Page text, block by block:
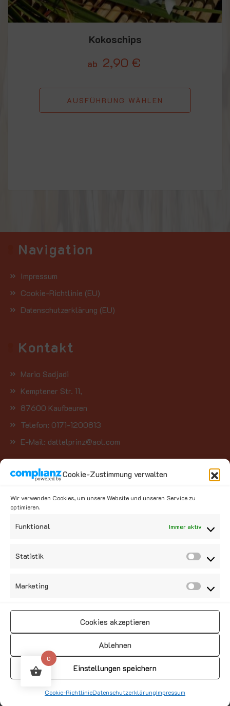
Cookie-Zustimmung verwalten
Wir verwenden Cookies, um unsere Website und unseren Service zu
optimieren.
Funktional Immer aktiv
Statistik
Marketing
Cookies akzeptieren
Ablehnen
Einstellungen speichern
Cookie-RichtlinieDatenschutzerklärungImpressum
Kokoschips
ab 2,90 €
AUSFÜHRUNG WÄHLEN
Navigation
Impressum
Cookie-Richtlinie (EU)
Datenschutzerklärung (EU)
Kontakt
Mario Sadjadi
Kemptener Str. 11,
87600 Kaufbeuren
Telefon: 0171-1200813
E-Mail: dattelprinz@aol.com
Kategorien
Kategorie auswählen
Vertrag widerrufen
Copyright © 2020 Dattelschlepper Shop All Right Reserved.
0